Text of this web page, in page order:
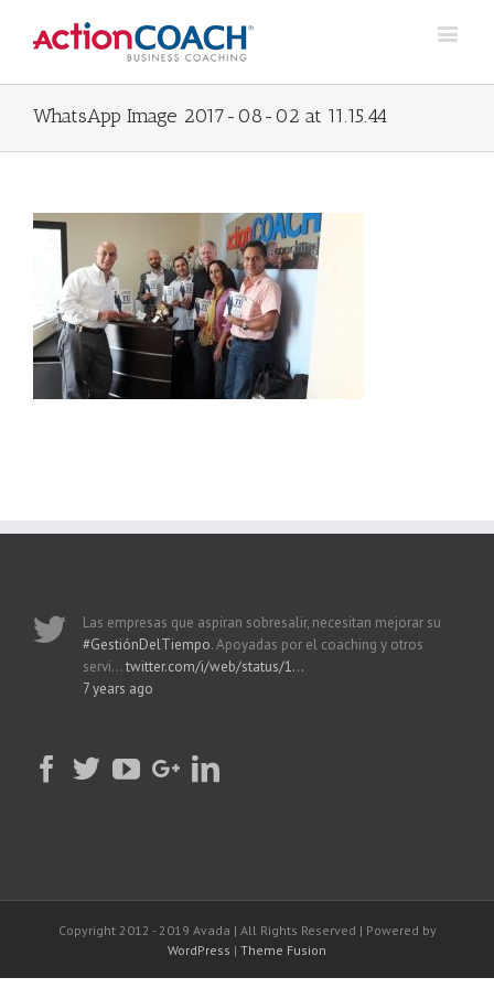
WhatsApp Image 2017-08-02 at 11.15.44
Las empresas que aspiran sobresalir, necesitan mejorar su
#GestiónDelTiempo. Apoyadas por el coaching y otros
servi…twitter.com/i/web/status/1…
7 years ago
Copyright 2012 - 2019 Avada | All Rights Reserved | Powered by
WordPress | Theme Fusion